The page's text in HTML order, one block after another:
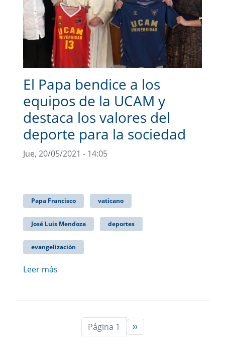
El Papa bendice a los
equipos de la UCAM y
destaca los valores del
deporte para la sociedad
Jue, 20/05/2021 - 14:05
Papa Francisco vaticano
José Luis Mendoza deportes
evangelización
Leer más
Página 1 Siguiente página
››